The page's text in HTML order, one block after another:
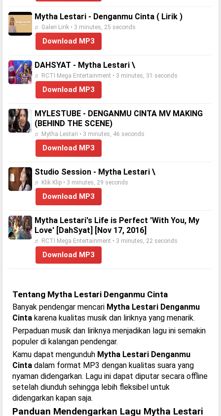
Mytha Lestari - Denganmu Cinta ( Lirik )
♬ Galeri Lirik • 3 minutes, 25 seconds
Download MP3
DAHSYAT - Mytha Lestari \
♬ RCTI Mega Entertainment • 3 minutes, 31 seconds
Download MP3
MYLESTUBE - DENGANMU CINTA MV MAKING
(BEHIND THE SCENE)
♬ Mytha Lestari • 3 minutes, 46 seconds
Download MP3
Studio Session - Mytha Lestari \
♬ Klik Klip • 3 minutes, 29 seconds
Download MP3
Mytha Lestari's Life is Perfect 'With You, My
Love' [DahSyat] [Nov 17, 2016]
♬ RCTI Mega Entertainment • 3 minutes, 22 seconds
Download MP3
Tentang Mytha Lestari Denganmu Cinta
Banyak pendengar mencari Mytha Lestari Denganmu
Cinta karena kualitas musik dan liriknya yang menarik.
Perpaduan musik dan liriknya menjadikan lagu ini semakin
populer di kalangan pendengar.
Kamu dapat mengunduh Mytha Lestari Denganmu
Cinta dalam format MP3 dengan kualitas suara yang
nyaman didengarkan. Lagu ini dapat diputar secara offline
setelah diunduh sehingga lebih fleksibel untuk
didengarkan kapan saja.
Panduan Mendengarkan Lagu Mytha Lestari